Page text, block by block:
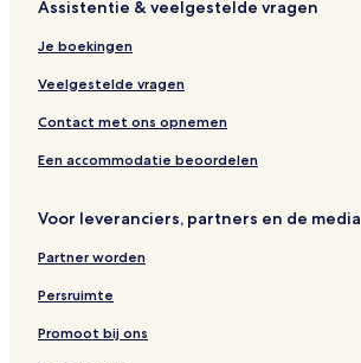
o
t
I
n
s
s
H
o
s
p
t
i
y
f
i
g
h
t
o
W
i
g
h
o
W
i
g
h
a
d
H
o
t
l
o
e
l
e
g
,
S
h
a
k
n
Assistentie & veelgestelde vragen
Je boekingen
Veelgestelde vragen
Contact met ons opnemen
Een accommodatie beoordelen
Voor leveranciers, partners en de media
Partner worden
Persruimte
Promoot bij ons